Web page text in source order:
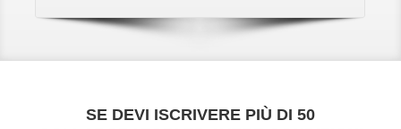
SE DEVI ISCRIVERE PIÙ DI 50